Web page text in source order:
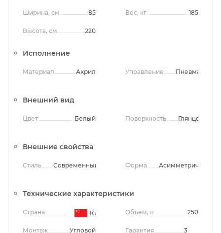
Ширина, см 85
Высота, см 220
Вес, кг 185
Исполнение
Материал Акрил Управление
Внешний вид
Цвет Белый Поверхность Глянцевая
Внешние свойства
Стиль Современный Форма Асимметричная
Технические характеристики
Страна Китай
Монтаж Угловой
Объем, л 250
Гарантия
3